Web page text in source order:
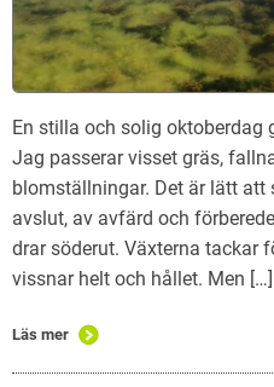
En stilla och solig oktoberdag
Jag passerar visset gräs,
blomställningar. Det är lätt att
avslut, av avfärd och
drar söderut. Växterna tackar
vissnar helt och hållet. Men […]
Läs mer